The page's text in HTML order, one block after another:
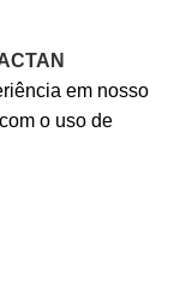
em nosso
o uso de